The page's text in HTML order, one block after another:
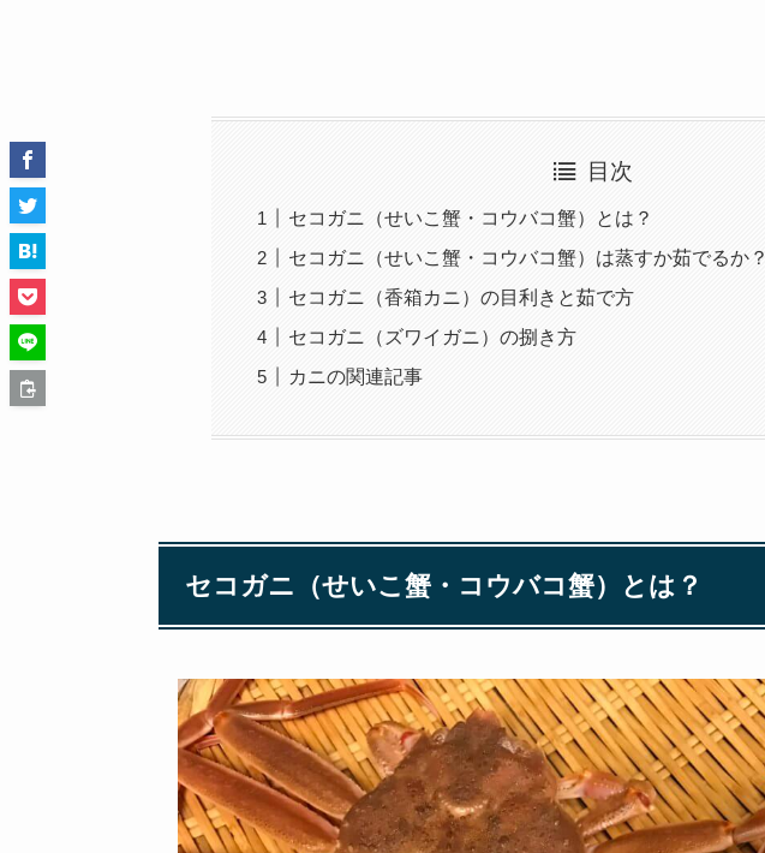
目次
セコガニ（せいこ蟹・コウバコ蟹）とは？
セコガニ（せいこ蟹・コウバコ蟹）は蒸すか茹でるか？
セコガニ（香箱カニ）の目利きと茹で方
セコガニ（ズワイガニ）の捌き方
カニの関連記事
セコガニ（せいこ蟹・コウバコ蟹）とは？